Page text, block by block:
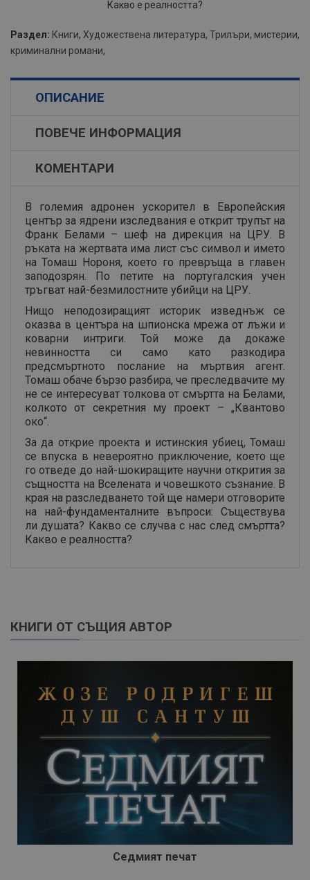
Какво е реалността?
Раздел: Книги, Художествена литература, Трилъри, мистерии,
криминални романи,
ОПИСАНИЕ
ПОВЕЧЕ ИНФОРМАЦИЯ
КОМЕНТАРИ
В големия адронен ускорител в Европейския
център за ядрени изследвания е открит трупът на
Франк Белами – шеф на дирекция на ЦРУ. В
ръката на жертвата има лист със символ и името
на Томаш Нороня, което го превръща в главен
заподозрян. По петите на португалския учен
тръгват най-безмилостните убийци на ЦРУ.
Нищо неподозиращият историк изведнъж се
оказва в центъра на шпионска мрежа от лъжи и
коварни интриги. Той може да докаже
невинността си само като разкодира
предсмъртното послание на мъртвия агент.
Томаш обаче бързо разбира, че преследвачите му
не се интересуват толкова от смъртта на Белами,
колкото от секретния му проект – „Квантово
око“.
За да открие проекта и истинския убиец, Томаш
се впуска в невероятно приключение, което ще
го отведе до най-шокиращите научни открития за
същността на Вселената и човешкото съзнание. В
края на разследването той ще намери отговорите
на най-фундаменталните въпроси: Съществува
ли душата? Какво се случва с нас след смъртта?
Какво е реалността?
КНИГИ ОТ СЪЩИЯ АВТОР
Седмият печат